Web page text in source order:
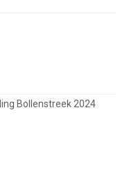
Bollenstreek 2024